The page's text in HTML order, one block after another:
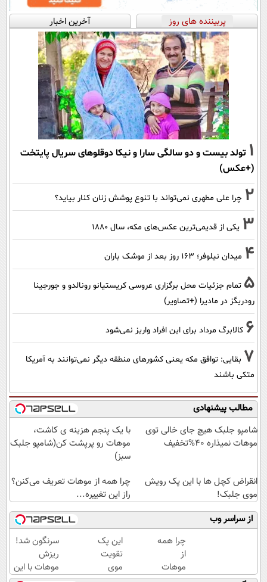
پربیننده های روز آخرین اخبار
1 تولد بیست و دو سالگی سارا و نیکا دوقلوهای سریال پایتخت
(+عکس)
2 چرا علی مطهری نمی‌تواند با تنوع پوشش زنان کنار بیاید؟
3 یکی از قدیمی‌ترین عکس‌های مکه، سال ۱۸۸۰
4 میدان نیلوفر؛ ۱۶۳ روز بعد از موشک باران
5 تمام جزئیات محل برگزاری عروسی کریستیانو رونالدو و جورجینا
رودریگز در مادیرا (+تصاویر)
6 کالابرگ مرداد برای این افراد واریز نمی‌شود
7 بقایی: توافق مکه یعنی کشورهای منطقه دیگر نمی‌توانند به آمریکا
متکی باشند
مطالب پیشنهادی
شامپو جلبک هیچ جای خالی توی
موهات نمیذاره 40%تخفیف
با یک پنجم هزینه ی کاشت،
موهات رو پرپشت کن(شامپو جلبک
سبز)
انقراض کچل ها با این پک رویش
موی جلبک!
چرا همه از موهات تعریف می‌کنن؟
راز این تغییره...
از سراسر وب
چرا همه
از
موهات
این پک
تقویت
موی
سرنگون شد!
ریزش
موهات با این